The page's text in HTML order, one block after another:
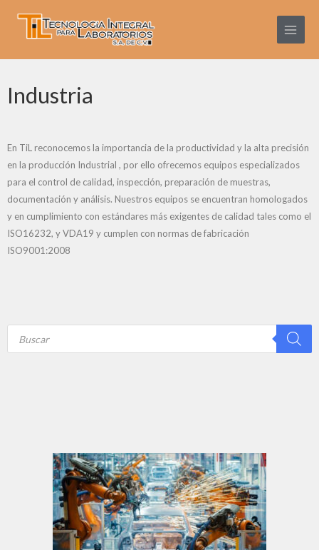
Main
Menu
Industria
En TiL reconocemos la importancia de la productividad y la alta precisión
en la producción Industrial , por ello ofrecemos equipos especializados
para el control de calidad, inspección, preparación de muestras,
documentación y análisis. Nuestros equipos se encuentran homologados
y en cumplimiento con estándares más exigentes de calidad tales como el
ISO16232, y VDA19 y cumplen con normas de fabricación
ISO9001:2008
Products
search